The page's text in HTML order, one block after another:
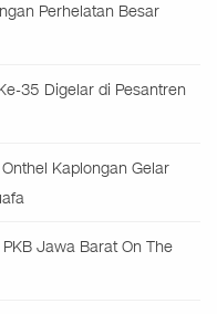
Perhelatan Besar
35 Digelar di Pesantren
Kaplongan Gelar
Jawa Barat On The